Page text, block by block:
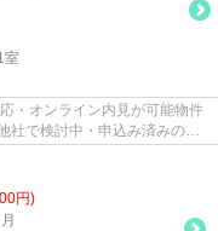
室
・オンライン内見が可能物件
社で検討中・申込み済みのお
円)